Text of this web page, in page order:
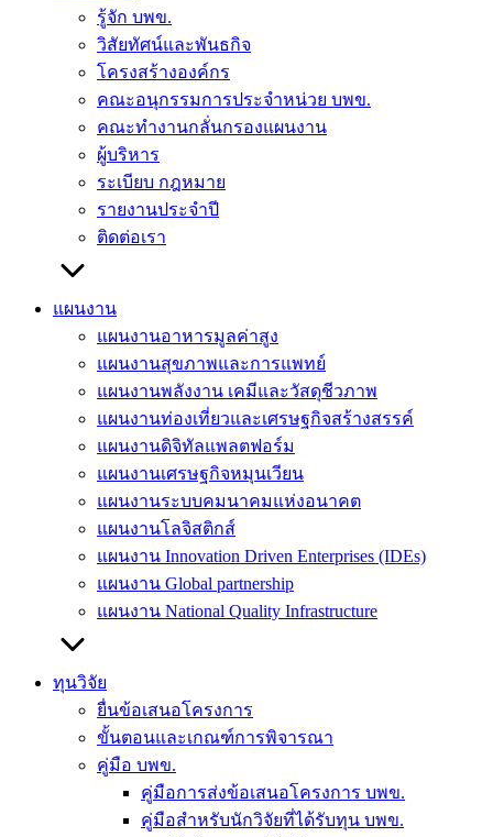
รู้จัก บพข.
วิสัยทัศน์และพันธกิจ
โครงสร้างองค์กร
คณะอนุกรรมการประจำหน่วย บพข.
คณะทำงานกลั่นกรองแผนงาน
ผู้บริหาร
ระเบียบ กฎหมาย
รายงานประจำปี
ติดต่อเรา
แผนงาน
แผนงานอาหารมูลค่าสูง
แผนงานสุขภาพและการแพทย์
แผนงานพลังงาน เคมีและวัสดุชีวภาพ
แผนงานท่องเที่ยวและเศรษฐกิจสร้างสรรค์
แผนงานดิจิทัลแพลตฟอร์ม
แผนงานเศรษฐกิจหมุนเวียน
แผนงานระบบคมนาคมแห่งอนาคต
แผนงานโลจิสติกส์
แผนงาน Innovation Driven Enterprises (IDEs)
แผนงาน Global partnership
แผนงาน National Quality Infrastructure
ทุนวิจัย
ยื่นข้อเสนอโครงการ
ขั้นตอนและเกณฑ์การพิจารณา
คู่มือ บพข.
คู่มือการส่งข้อเสนอโครงการ บพข.
คู่มือสำหรับนักวิจัยที่ได้รับทุน บพข.